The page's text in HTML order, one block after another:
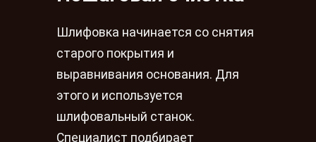
Шлифовка начинается со снятия
старого покрытия и
выравнивания основания. Для
этого и используется
шлифовальный станок.
Специалист подбирает